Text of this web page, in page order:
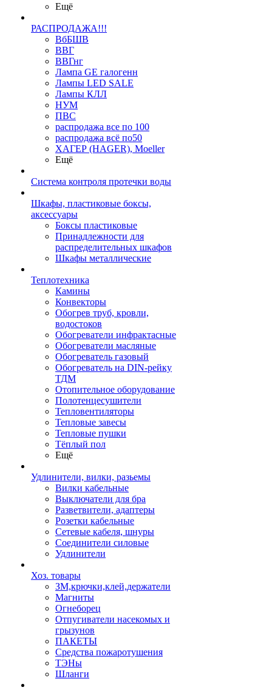
Ещё
РАСПРОДАЖА!!!
ВбБШВ
ВВГ
ВВГнг
Лампа GE галогенн
Лампы LED SALE
Лампы КЛЛ
НУМ
ПВС
распродажа все по 100
распродажа всё по50
ХАГЕР (HAGER), Moeller
Ещё
Система контроля протечки воды
Шкафы, пластиковые боксы,
аксессуары
Боксы пластиковые
Принадлежности для
распределительных шкафов
Шкафы металлические
Теплотехника
Камины
Конвекторы
Обогрев труб, кровли,
водостоков
Обогреватели инфрактасные
Обогреватели масляные
Обогреватель газовый
Обогреватель на DIN-рейку
ТДМ
Отопительное оборудование
Полотенцесушители
Тепловентиляторы
Тепловые завесы
Тепловые пушки
Тёплый пол
Ещё
Удлинители, вилки, разьемы
Вилки кабельные
Выключатели для бра
Разветвители, адаптеры
Розетки кабельные
Сетевые кабеля, шнуры
Соединители силовые
Удлинители
Хоз. товары
ЗМ,крючки,клей,держатели
Магниты
Огнеборец
Отпугиватели насекомых и
грызунов
ПАКЕТЫ
Средства пожаротушения
ТЭНы
Шланги